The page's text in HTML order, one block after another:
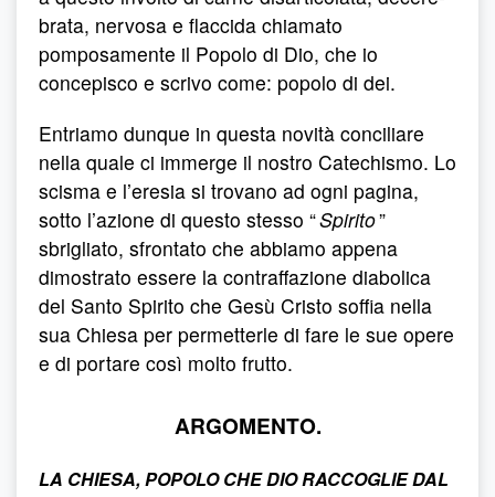
brata, nervosa e flaccida chiamato
pomposamente il Popolo di Dio, che io
concepisco e scrivo come: popolo di dei.
Entriamo dunque in questa novità conciliare
nella quale ci immerge il nostro Catechismo. Lo
scisma e l’eresia si trovano ad ogni pagina,
sotto l’azione di questo stesso “Spirito”
sbrigliato, sfrontato che abbiamo appena
dimostrato essere la contraffazione diabolica
del Santo Spirito che Gesù Cristo soffia nella
sua Chiesa per permetterle di fare le sue opere
e di portare così molto frutto.
ARGOMENTO.
LA CHIESA, POPOLO CHE DIO RACCOGLIE DAL